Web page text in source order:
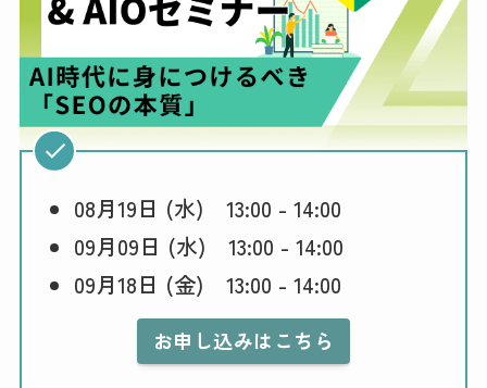
08月19日 (水) 13:00 - 14:00
09月09日 (水) 13:00 - 14:00
09月18日 (金) 13:00 - 14:00
お申し込みはこちら